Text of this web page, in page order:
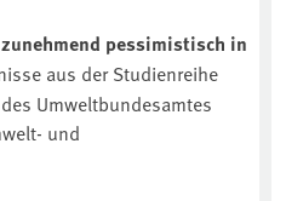
pessimistisch in
aus der Studienreihe
Umweltbundesamtes
und